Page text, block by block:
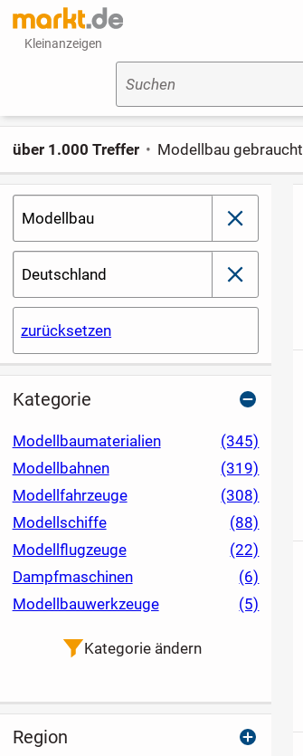
Kleinanzeigen
Suchen
Modellbau schließen
Deutschland schließen
zurücksetzen
über 1.000 Treffer Modellbau gebraucht
Kategorie
Modellbaumaterialien
(345)
Modellbahnen
(319)
Modellfahrzeuge
(308)
Modellschiffe
(88)
Modellflugzeuge
(22)
Dampfmaschinen
(6)
Modellbauwerkzeuge
(5)
Kategorie ändern
Region